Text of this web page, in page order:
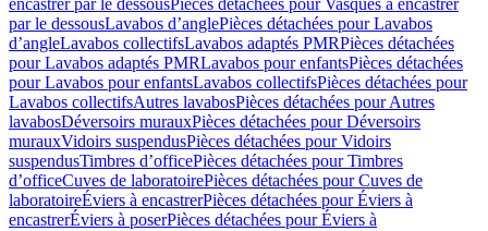
encastrer par le dessousPièces détachées pour Vasques à encastrer
par le dessousLavabos d’anglePièces détachées pour Lavabos
d’angleLavabos collectifsLavabos adaptés PMRPièces détachées
pour Lavabos adaptés PMRLavabos pour enfantsPièces détachées
pour Lavabos pour enfantsLavabos collectifsPièces détachées pour
Lavabos collectifsAutres lavabosPièces détachées pour Autres
lavabosDéversoirs murauxPièces détachées pour Déversoirs
murauxVidoirs suspendusPièces détachées pour Vidoirs
suspendusTimbres dʼofficePièces détachées pour Timbres
dʼofficeCuves de laboratoirePièces détachées pour Cuves de
laboratoireÉviers à encastrerPièces détachées pour Éviers à
encastrerÉviers à poserPièces détachées pour Éviers à